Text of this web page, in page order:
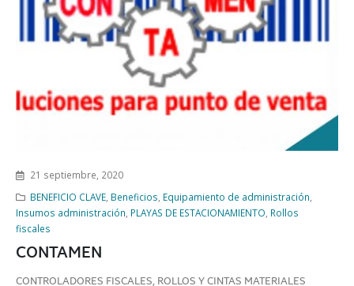
21 septiembre, 2020
BENEFICIO CLAVE, Beneficios Equipamiento de administración
Insumos administración PLAYAS DE ESTACIONAMIENTO Rollos
fiscales
CONTAMEN
CONTROLADORES FISCALES, ROLLOS Y CINTAS MATERIALES